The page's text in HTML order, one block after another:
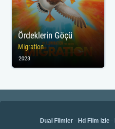
Ördeklerin Göçü
Migration
2023
Dual Filmler- Hd Film izle-